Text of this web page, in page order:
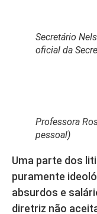
Secretário
oficial da
Professora
pessoal)
Uma parte dos
puramente
absurdos e
diretriz não